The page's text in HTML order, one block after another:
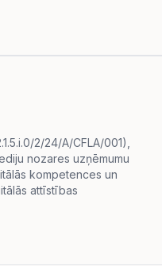
2/24/A/CFLA/001),
nozares uzņēmumu
kompetences un
attīstības